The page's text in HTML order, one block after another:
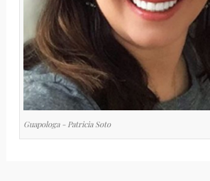
Guapologa - Patricia Soto